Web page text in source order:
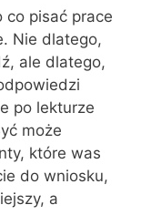
co pisać prace
Nie dlatego,
ale dlatego,
po lekturze
może
które was
do wniosku,
a